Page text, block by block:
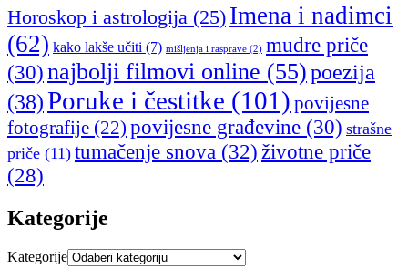
Horoskop i astrologija (25) Imena i nadimci
(62) kako lakše učiti (7) mišljenja i rasprave (2) mudre priče
(30) najbolji filmovi online (55)poezija
(38)Poruke i čestitke (101) povijesne
fotografije (22) povijesne građevine (30) strašne
priče (11) tumačenje snova (32) životne priče
(28)
Kategorije
Kategorije